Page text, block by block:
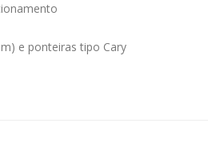
e ponteiras tipo Cary